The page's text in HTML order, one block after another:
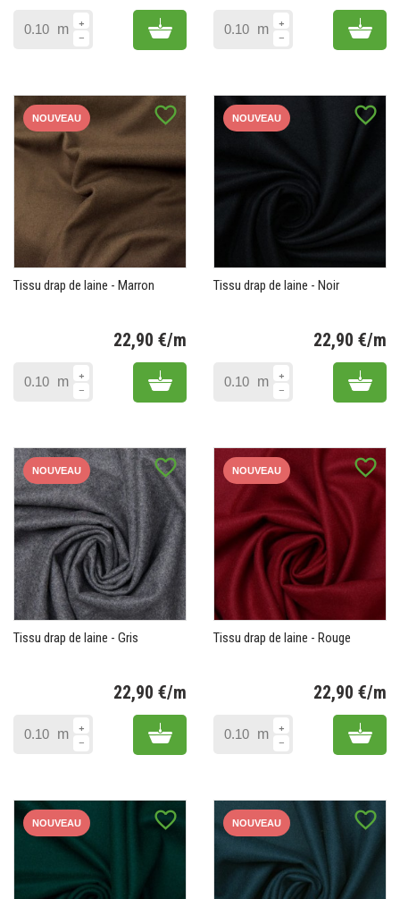
m Add to cart m Add
favorite_border
NOUVEAU
Tissu drap de laine - Marron
22,90 €/m
m Add to cart
favorite_border
NOUVEAU
Tissu drap de laine - Noir
22,90 €/m
m Add
favorite_border
NOUVEAU
Tissu drap de laine - Gris
22,90 €/m
m Add to cart
favorite_border
NOUVEAU
Tissu drap de laine - Rouge
22,90 €/m
m Add
favorite_border
NOUVEAU favorite_border
NOUVEAU